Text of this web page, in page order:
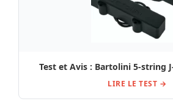
Test et Avis : Bartolini 5-string
LIRE LE TEST →